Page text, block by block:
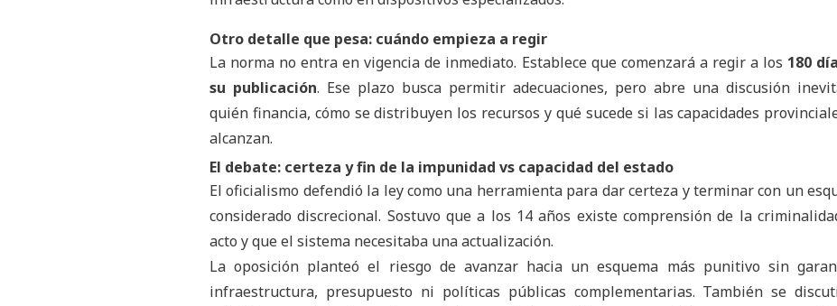
Otro detalle que pesa: cuándo empieza a regir
La norma no entra en vigencia de inmediato. Establece que comenzará a regir a los 180
su publicación. Ese plazo busca permitir adecuaciones, pero abre una discusión
quién financia, cómo se distribuyen los recursos y qué sucede si las capacidades
alcanzan.
El debate: certeza y fin de la impunidad vs capacidad del estado
El oficialismo defendió la ley como una herramienta para dar certeza y terminar con un
considerado discrecional. Sostuvo que a los 14 años existe comprensión de la
acto y que el sistema necesitaba una actualización.
La oposición planteó el riesgo de avanzar hacia un esquema más punitivo sin
infraestructura, presupuesto ni políticas públicas complementarias. También se